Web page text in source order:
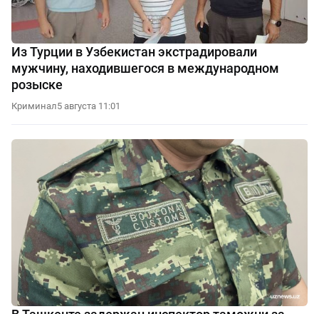
Из Турции в Узбекистан экстрадировали
мужчину, находившегося в международном
розыске
Криминал5 августа 11:01